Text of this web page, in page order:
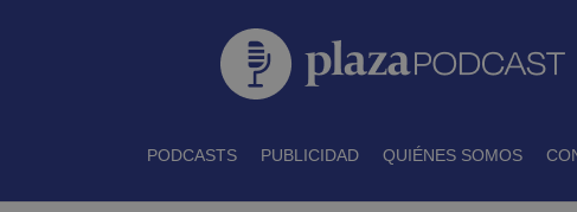
PODCASTS PUBLICIDAD QUIÉNES SOMOS